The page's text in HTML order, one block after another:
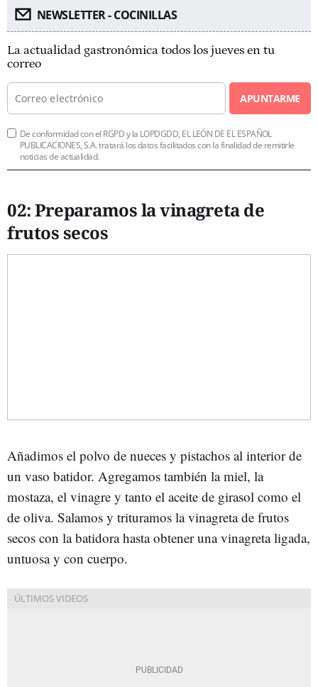
NEWSLETTER - COCINILLAS
La actualidad gastronómica todos los jueves en tu
correo
APUNTARME
De conformidad con el RGPD y la LOPDGDD, EL LEÓN DE EL ESPAÑOL
PUBLICACIONES, S.A. tratará los datos facilitados con la finalidad de remitirle
noticias de actualidad.
02:Preparamosla vinagreta de
frutos secos
Añadimos el polvo de nueces y pistachos al interior de
un vaso batidor. Agregamos también la miel, la
mostaza, el vinagre y tanto el aceite de girasol como el
de oliva. Salamos y trituramos la vinagreta de frutos
secos con la batidora hasta obtener una vinagreta ligada,
untuosa y con cuerpo.